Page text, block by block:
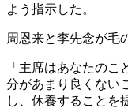
よう指示した。
周恩来と李先念が毛
「主席はあなたの
分があまり良くない
し、休養することを